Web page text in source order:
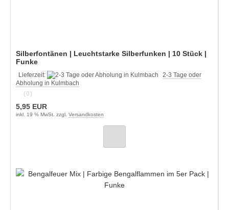
Silberfontänen | Leuchtstarke Silberfunken | 10 Stück |
Funke
Lieferzeit:
2-3 Tage oder
Abholung in Kulmbach
(0)
5,95 EUR
inkl. 19 % MwSt. zzgl. Versandkosten